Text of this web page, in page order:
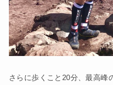
さらに歩くこと20分、最高峰